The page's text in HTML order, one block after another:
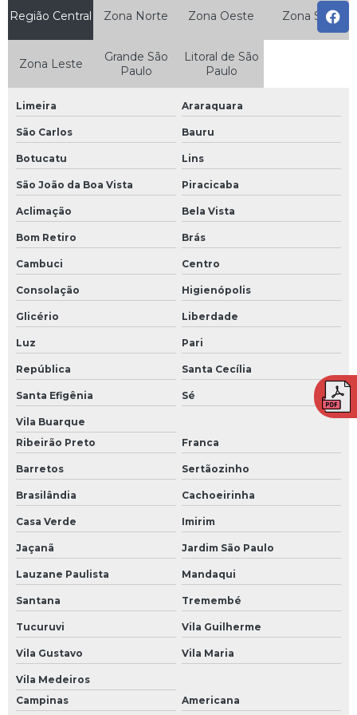
Empresa que faz clcb em piracicaba
Serviço de assessoria esocial em campinas
Serviço de assessoria esocial em piracicaba
Serviço de assessoria esocial em sorocaba
Treinamento de brigada contra incêndio em americana
Treinamento de brigada contra incêndio em americana sp
Treinamento de brigada contra incêndio em campinas sp
Treinamento de brigada contra incêndio em piracicaba sp
Treinamento de brigada contra incêndio em sorocaba sp
Treinamento de brigada em americana
Treinamento de brigada em americana sp
Treinamento de brigada em campinas
Treinamento de brigada em piracicaba
Treinamento de brigada em sorocaba
Treinamento nr para empresas
Região Central Zona Norte Zona Oeste Zona Sul
Zona Leste
Grande São
Paulo
Litoral de São
Paulo
Limeira Araraquara
São Carlos Bauru
Botucatu Lins
São João da Boa Vista Piracicaba
Aclimação Bela Vista
Bom Retiro Brás
Cambuci Centro
Consolação Higienópolis
Glicério Liberdade
Luz Pari
República Santa Cecília
Santa Efigênia Sé
Vila Buarque
Ribeirão Preto
Franca
Barretos Sertãozinho
Brasilândia Cachoeirinha
Casa Verde Imirim
Jaçanã Jardim São Paulo
Lauzane Paulista Mandaqui
Santana Tremembé
Tucuruvi Vila Guilherme
Vila Gustavo Vila Maria
Vila Medeiros
Campinas
Americana